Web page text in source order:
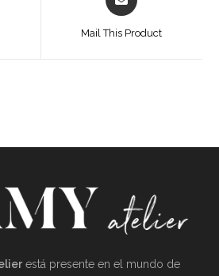
in
Mail This Product
está presente en el mundo de